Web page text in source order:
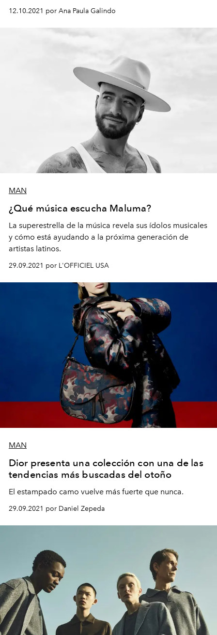
12.10.2021 por Ana Paula Galindo
MAN
¿Qué música escucha Maluma?
La superestrella de la música revela sus ídolos musicales
y cómo está ayudando a la próxima generación de
artistas latinos.
29.09.2021 por L'OFFICIEL USA
MAN
Dior presenta una colección con una de las
tendencias más buscadas del otoño
El estampado camo vuelve más fuerte que nunca.
29.09.2021 por Daniel Zepeda